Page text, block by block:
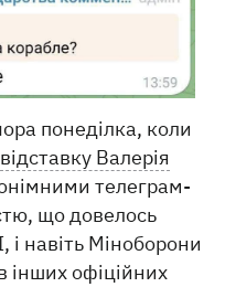
понеділка, коли
відставку Валерія
телеграм-
що довелось
і навіть Міноборони
інших офіційних